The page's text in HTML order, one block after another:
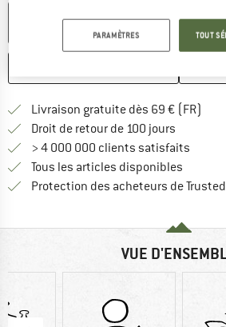
AJOUTER
Livraison gratuite dès 69 € (FR)
Droit de retour de 100 jours
> 4 000 000 clients satisfaits
Tous les articles disponibles
Protection des acheteurs de
VUE
PARAMÈTRES TOUT